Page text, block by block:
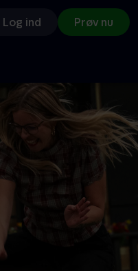
Log ind Prøv nu